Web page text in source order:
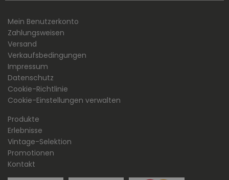
Mein Benutzerkonto
Zahlungsweisen
Versand
Verkaufsbedingungen
Impressum
Datenschutz
Cookie-Richtlinie
Cookie-Einstellungen verwalten
Produkte
Erlebnisse
Vintage-Selektion
Promotionen
Kontakt